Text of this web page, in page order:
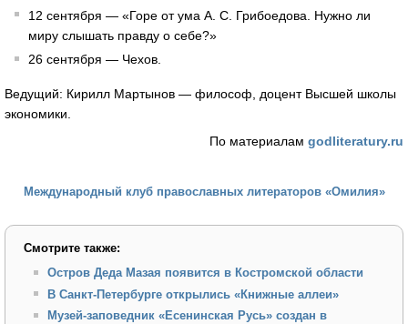
12 сентября — «Горе от ума А. С. Грибоедова. Нужно ли
миру слышать правду о себе?»
26 сентября — Чехов.
Ведущий: Кирилл Мартынов — философ, доцент Высшей школы
экономики.
По материалам godliteratury.ru
Международный клуб православных литераторов «Омилия»
Смотрите также:
Остров Деда Мазая появится в Костромской области
В Санкт-Петербурге открылись «Книжные аллеи»
Музей-заповедник «Есенинская Русь» создан в